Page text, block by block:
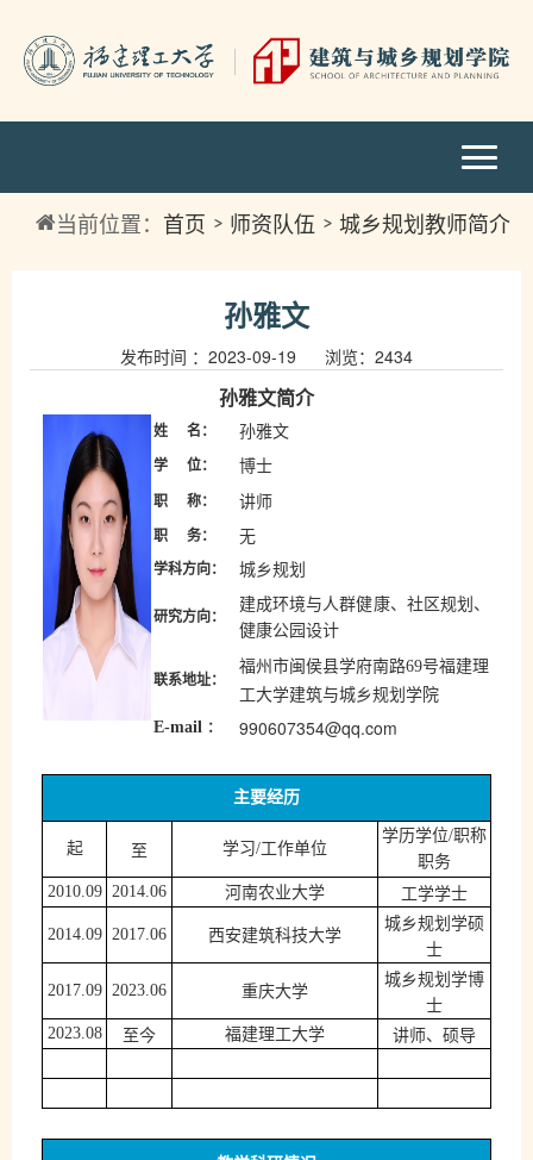
当前位置： 首页 师资队伍 城乡规划教师简介
孙雅文
发布时间 ：2023-09-19 浏览： 2434
孙雅文简介
姓 名： 孙雅文
学 位： 博士
职 称： 讲师
职 务： 无
学科方向： 城乡规划
研究方向：
建成环境与人群健康、社区规划、
健康公园设计
联系地址：
福州市闽侯县学府南路69号福建理
工大学建筑与城乡规划学院
E-mail ： 990607354@qq.com
主要经历
起 至 学习/工作单位
学历学位/职称
职务
2010.09 2014.06 河南农业大学 工学学士
2014.09 2017.06 西安建筑科技大学
城乡规划学硕
士
2017.09 2023.06 重庆大学
城乡规划学博
士
2023.08 至今 福建理工大学 讲师、硕导